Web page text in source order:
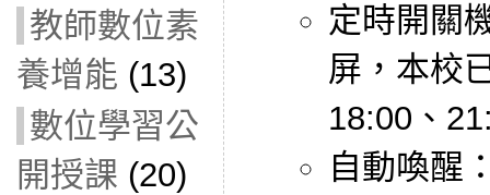
教師數位素
養增能 (13)
數位學習公
開授課 (20)
定時開關
屏，本校
18:00、
自動喚醒